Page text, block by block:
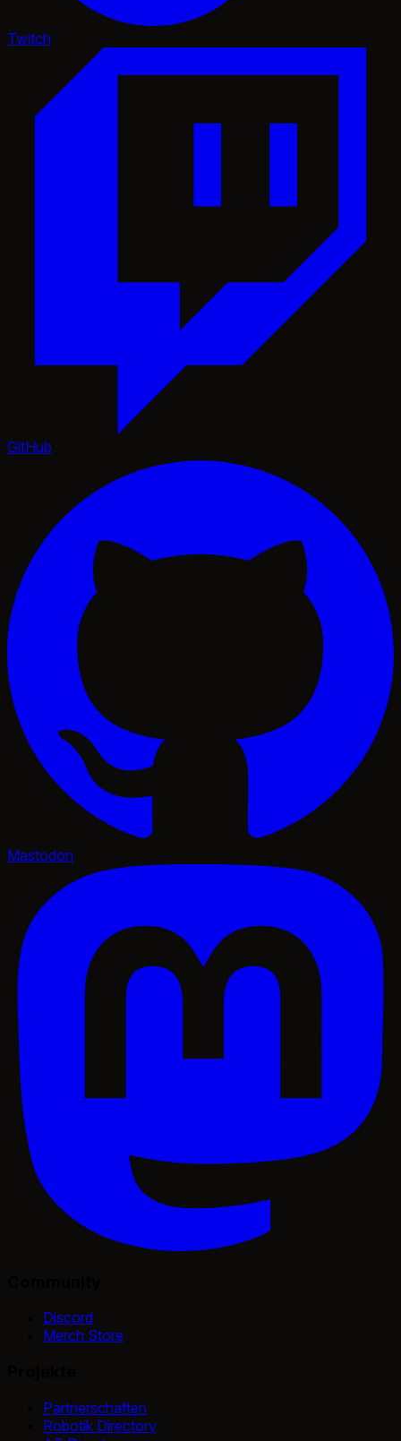
Twitch
GitHub
Mastodon
Discord
Merch Store
Partnerschaften
Robotik Directory